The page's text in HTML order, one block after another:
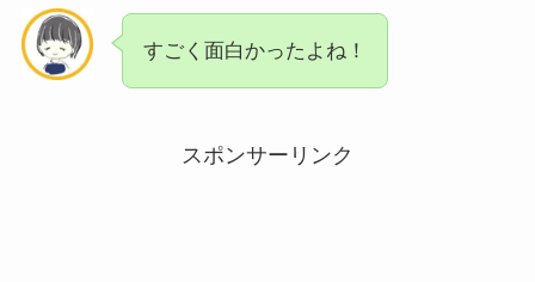
すごく面白かったよね！
スポンサーリンク